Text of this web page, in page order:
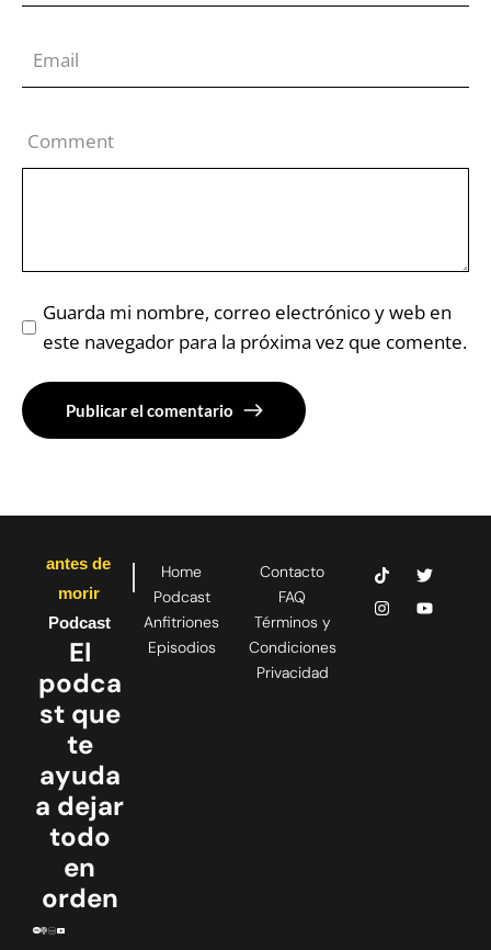
Comment
Guarda mi nombre, correo electrónico y web en
este navegador para la próxima vez que comente.
Publicar el comentario
antes de
morir
Podcast
El
podca
st que
te
ayuda
a dejar
todo
en
orden
Home
Podcast
Anfitriones
Episodios
Contacto
FAQ
Términos y
Condiciones
Privacidad